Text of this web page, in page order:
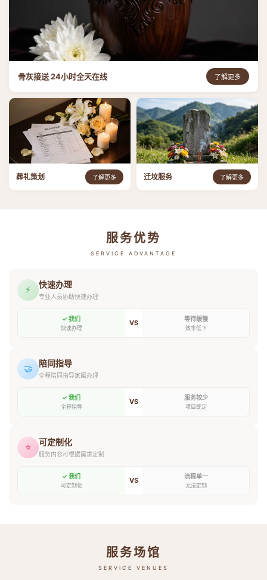
骨灰接送 24小时全天在线 了解更多
葬礼策划 了解更多 迁坟服务 了解更多
服务优势
SERVICE ADVANTAGE
⚡ 快速办理
专业人员协助快速办理
✓ 我们
快速办理
VS 等待缓慢
效率低下
🤝 陪同指导
全程陪同指导家属办理
✓ 我们
全程指导
VS 服务较少
项目既定
⭐ 可定制化
服务内容可根据需求定制
✓ 我们
可定制化
VS 流程单一
无法定制
服务场馆
SERVICE VENUES